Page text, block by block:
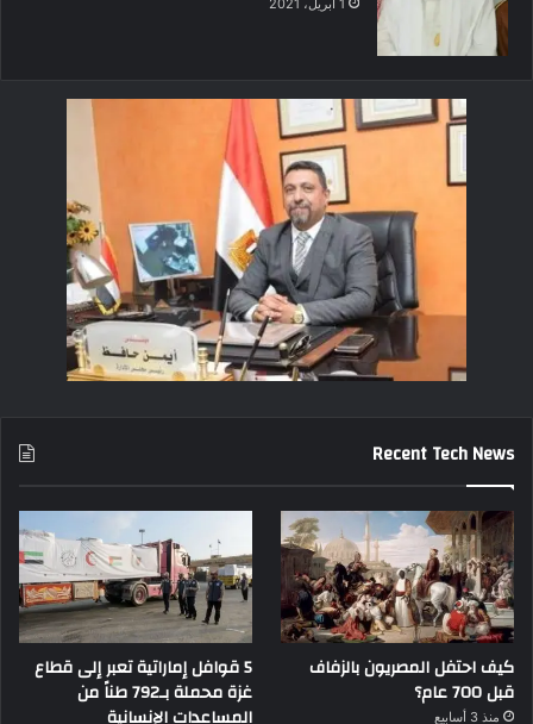
1 أبريل، 2021
Recent Tech News
كيف احتفل المصريون بالزفاف
قبل 700 عام؟
منذ 3 أسابيع
5 قوافل إماراتية تعبر إلى قطاع
غزة محملة بـ792 طناً من
المساعدات الإنسانية